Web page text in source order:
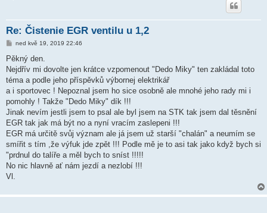
Re: Čistenie EGR ventilu u 1,2
P
í
p
ě
e
k
ned kvě 19, 2019 22:46
Pěkný den.
Nejdřív mi dovolte jen krátce vzpomenout "Dedo Miky" ten zakládal toto
téma a podle jeho příspěvků výbornej elektrikář
a i sportovec ! Nepoznal jsem ho sice osobně ale mnohé jeho rady mi i
pomohly ! Takže "Dedo Miky" dík !!!
Jinak nevím jestli jsem to psal ale byl jsem na STK tak jsem dal těsnění
EGR tak jak má být no a nyní vracím zaslepeni !!!
EGR má určitě svůj význam ale já jsem už starší "chalán" a neumím se
smířit s tím ,že výfuk jde zpět !!! Podle mě je to asi tak jako když bych si
"prdnul do talíře a měl bych to sníst !!!!!
No nic hlavně ať nám jezdí a nezlobí !!!
Vl.